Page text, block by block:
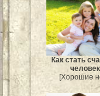
Как стать
[Хорошие